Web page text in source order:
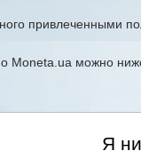
привлеченными
о Moneta.ua можно
Я